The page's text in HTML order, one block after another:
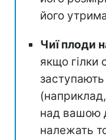
його
Чиї плоди
якщо гілки
над вашою
належать